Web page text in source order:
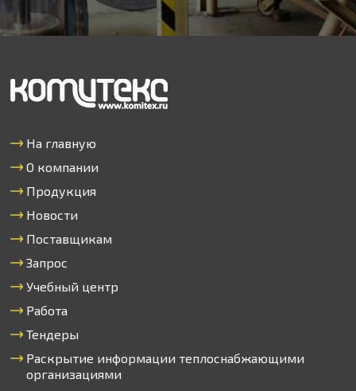
На главную
О компании
Продукция
Новости
Поставщикам
Запрос
Учебный центр
Работа
Тендеры
Раскрытие информации теплоснабжающими
организациями